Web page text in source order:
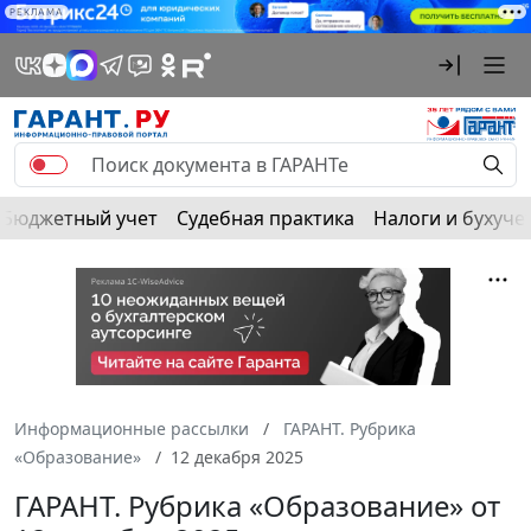
РЕКЛАМА
Бюджетный учет Судебная практика Налоги и
Информационные рассылки
ГАРАНТ. Рубрика
«Образование»
12 декабря 2025
ГАРАНТ. Рубрика «Образование» от